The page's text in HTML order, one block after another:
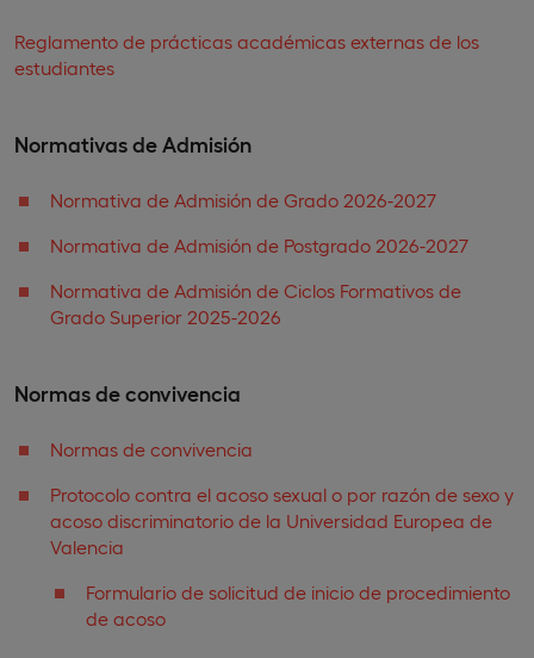
Reglamento de prácticas académicas externas de los
estudiantes
Normativas de Admisión
Normativa de Admisión de Grado 2026-2027
Normativa de Admisión de Postgrado 2026-2027
Normativa de Admisión de Ciclos Formativos de
Grado Superior 2025-2026
Normas de convivencia
Normas de convivencia
Protocolo contra el acoso sexual o por razón de sexo y
acoso discriminatorio de la Universidad Europea de
Valencia
Formulario de solicitud de inicio de procedimiento
de acoso